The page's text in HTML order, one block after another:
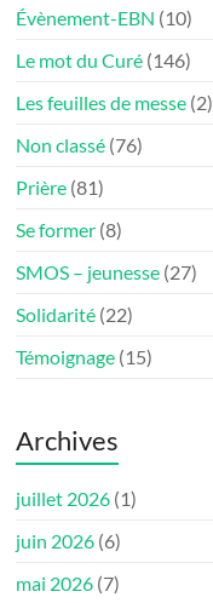
Évènement-EBN (10)
Le mot du Curé (146)
Les feuilles de messe (2)
Non classé (76)
Prière (81)
Se former (8)
SMOS – jeunesse (27)
Solidarité (22)
Témoignage (15)
Archives
juillet 2026 (1)
juin 2026 (6)
mai 2026 (7)